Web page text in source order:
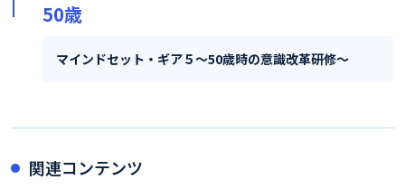
50歳
マインドセット・ギア５～50歳時の意識改革研修～
関連コンテンツ